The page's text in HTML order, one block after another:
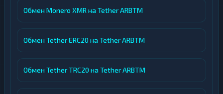
Обмен Monero XMR на Tether ARBTM
Обмен Tether ERC20 на Tether ARBTM
Обмен Tether TRC20 на Tether ARBTM